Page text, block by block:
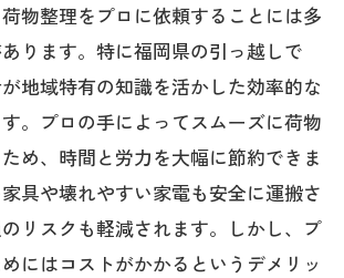
物整理をプロに依頼することには多
ります。特に福岡県の引っ越しで
地域特有の知識を活かした効率的な
。プロの手によってスムーズに荷物
め、時間と労力を大幅に節約できま
具や壊れやすい家電も安全に運搬さ
リスクも軽減されます。しかし、プ
にはコストがかかるというデメリッ